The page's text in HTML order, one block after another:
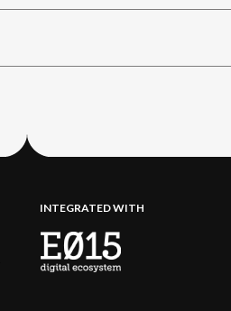
INTEGRATED WITH